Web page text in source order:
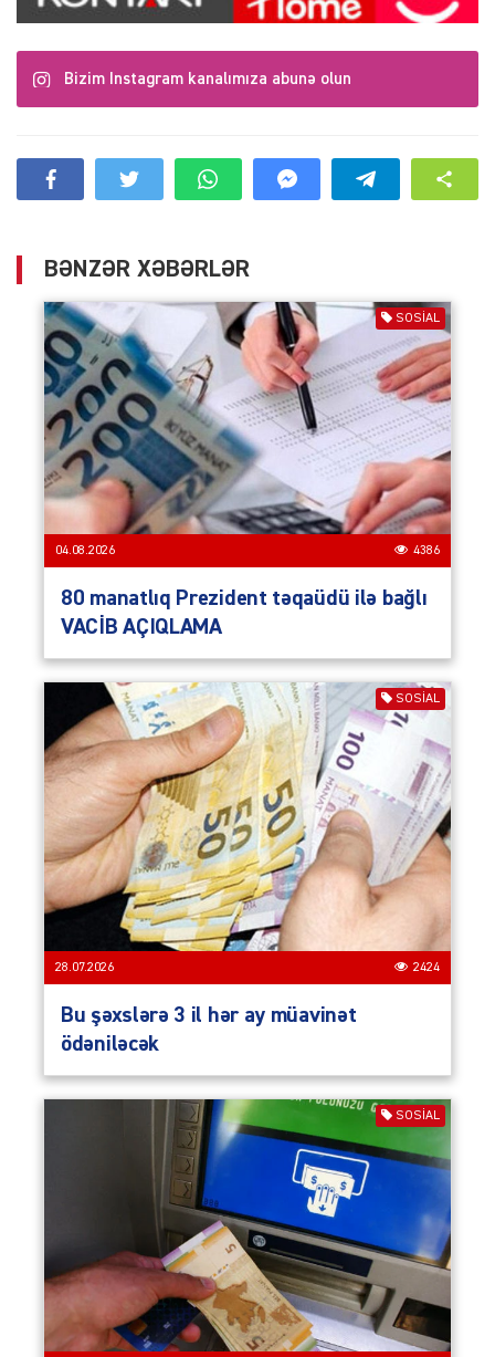
Bizim Instagram kanalımıza abunə olun
BƏNZƏR XƏBƏRLƏR
SOSIAL
04.08.2026 4386
80 manatlıq Prezident təqaüdü ilə bağlı
VACİB AÇIQLAMA
SOSIAL
28.07.2026 2424
Bu şəxslərə 3 il hər ay müavinət
ödəniləcək
SOSIAL